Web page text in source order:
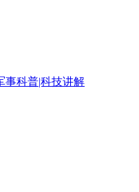
事科普|科技讲解